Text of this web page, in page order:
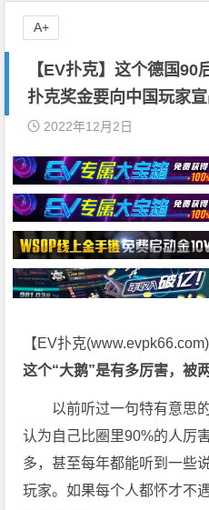
【EV扑克】这个德国
扑克奖金要向中国玩家宣
2022年12月2日
【EV扑克(www.evpk66.com
这个“大鹅”是有多厉害，被
以前听过一句特有意思
认为自己比圈里90%的人厉
多，甚至每年都能听到一些
玩家。如果每个人都怀才不
A+